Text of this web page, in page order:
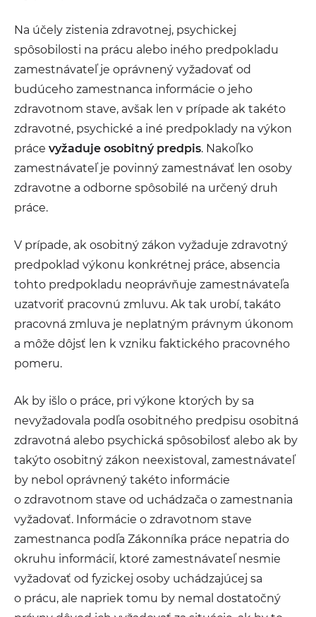
Na účely zistenia zdravotnej, psychickej
spôsobilosti na prácu alebo iného predpokladu
zamestnávateľ je oprávnený vyžadovať od
budúceho zamestnanca informácie o jeho
zdravotnom stave, avšak len v prípade ak takéto
zdravotné, psychické a iné predpoklady na výkon
práce vyžaduje osobitný predpis. Nakoľko
zamestnávateľ je povinný zamestnávať len osoby
zdravotne a odborne spôsobilé na určený druh
práce.
V prípade, ak osobitný zákon vyžaduje zdravotný
predpoklad výkonu konkrétnej práce, absencia
tohto predpokladu neoprávňuje zamestnávateľa
uzatvoriť pracovnú zmluvu. Ak tak urobí, takáto
pracovná zmluva je neplatným právnym úkonom
a môže dôjsť len k vzniku faktického pracovného
pomeru.
Ak by išlo o práce, pri výkone ktorých by sa
nevyžadovala podľa osobitného predpisu osobitná
zdravotná alebo psychická spôsobilosť alebo ak by
takýto osobitný zákon neexistoval, zamestnávateľ
by nebol oprávnený takéto informácie
o zdravotnom stave od uchádzača o zamestnania
vyžadovať. Informácie o zdravotnom stave
zamestnanca podľa Zákonníka práce nepatria do
okruhu informácií, ktoré zamestnávateľ nesmie
vyžadovať od fyzickej osoby uchádzajúcej sa
o prácu, ale napriek tomu by nemal dostatočný